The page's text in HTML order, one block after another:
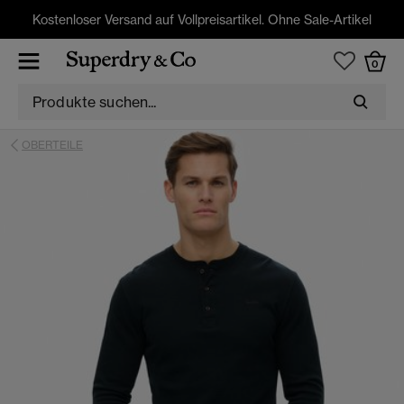
Kostenloser Versand auf Vollpreisartikel. Ohne Sale-Artikel
0
OBERTEILE